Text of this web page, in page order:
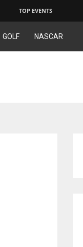
TOP EVENTS
GOLF NASCAR